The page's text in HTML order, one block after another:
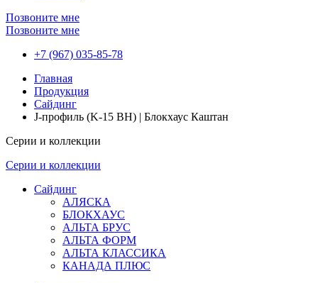
Позвоните мне
Позвоните мне
+7 (967) 035-85-78
Главная
Продукция
Сайдинг
J-профиль (K-15 BH) | Блокхаус Каштан
Серии и коллекции
Серии и коллекции
Сайдинг
АЛЯСКА
БЛОКХАУС
АЛЬТА БРУС
АЛЬТА ФОРМ
АЛЬТА КЛАССИКА
КАНАДА ПЛЮС